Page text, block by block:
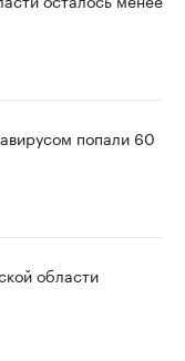
попали 60
области